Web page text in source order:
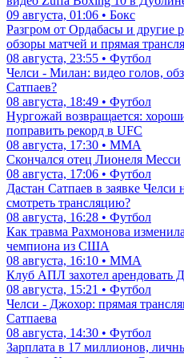
09 августа, 01:06 • Бокс
Разгром от Ордабасы и другие
обзоры матчей и прямая
08 августа, 23:55 • Футбол
Челси - Милан: видео голов,
Сатпаев?
08 августа, 18:49 • Футбол
Нургожай возвращается:
поправить рекорд в UFC
08 августа, 17:30 • ММА
Скончался отец Лионеля Месси
08 августа, 17:06 • Футбол
Дастан Сатпаев в заявке
смотреть трансляцию?
08 августа, 16:28 • Футбол
Как травма Рахмонова
чемпиона из США
08 августа, 16:10 • ММА
Клуб АПЛ захотел арендовать
08 августа, 15:21 • Футбол
Челси - Джохор: прямая
Сатпаева
08 августа, 14:30 • Футбол
Зарплата в 17 миллионов,